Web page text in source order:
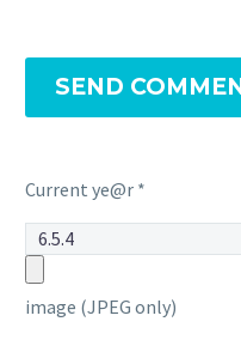
SEND
Current ye@r *
image (JPEG only)